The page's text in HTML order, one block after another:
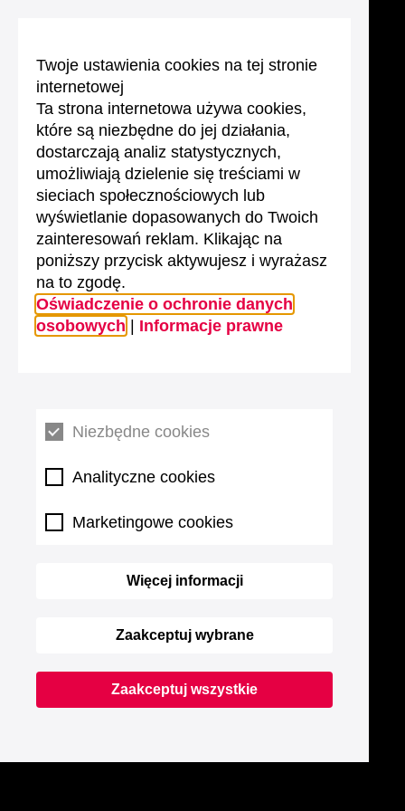
Twoje ustawienia cookies na tej stronie
internetowej
Ta strona internetowa używa cookies,
które są niezbędne do jej działania,
dostarczają analiz statystycznych,
umożliwiają dzielenie się treściami w
sieciach społecznościowych lub
wyświetlanie dopasowanych do Twoich
zainteresowań reklam. Klikając na
poniższy przycisk aktywujesz i wyrażasz
na to zgodę.
Oświadczenie o ochronie danych
osobowych
Informacje prawne
Niezbędne cookies
Analityczne cookies
Marketingowe cookies
Więcej informacji
Zaakceptuj wybrane
Zaakceptuj wszystkie